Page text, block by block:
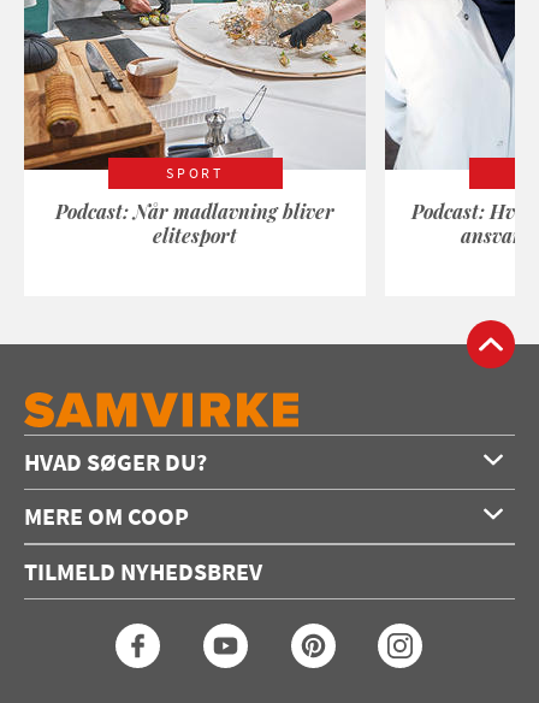
SPORT
Podcast: Når madlavning bliver
elitesport
Podcast:
HVAD SØGER DU?
Opskrifter
Konkurrencer
Seneste Samvirke-magasin
MERE OM COOP
Annoncering
Coop medlem
TILMELD NYHEDSBREV